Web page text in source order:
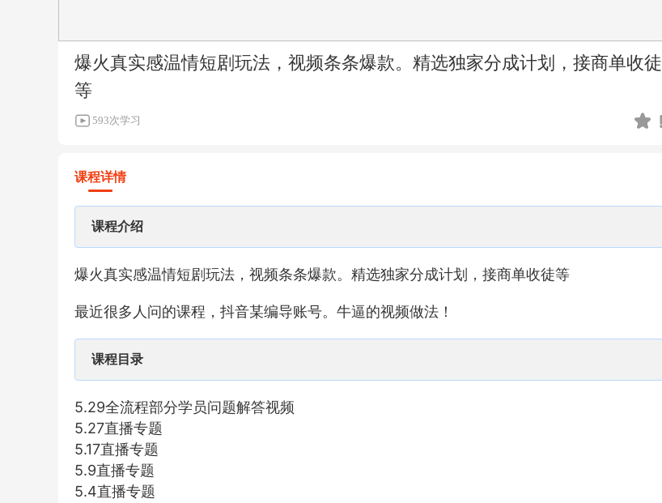
爆火真实感温情短剧玩法，视频条条爆款。精选独家分成计划，接商单收徒
等
593次学习
课程详情
课程介绍
爆火真实感温情短剧玩法，视频条条爆款。精选独家分成计划，接商单收徒等
最近很多人问的课程，抖音某编导账号。牛逼的视频做法！
课程目录
5.29全流程部分学员问题解答视频
5.27直播专题
5.17直播专题
5.9直播专题
5.4直播专题